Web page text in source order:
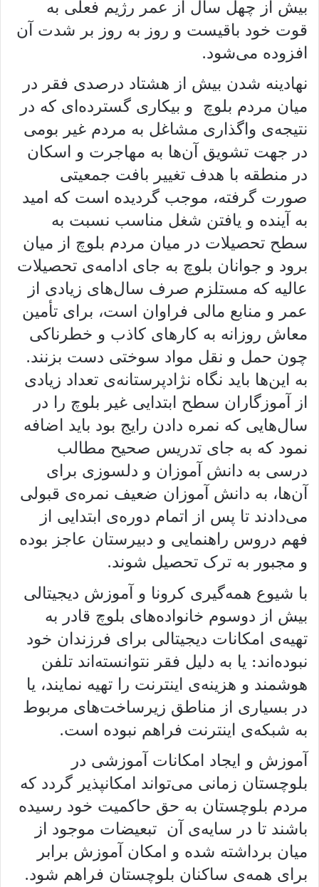
بیش از چهل سال از عمر رژیم فعلی به
قوت خود باقیست و روز به روز بر شدت آن
افزوده می‌شود.
نهادینه شدن بیش از هشتاد درصدی فقر در
میان مردم بلوچ و بیکاری گسترده‌ای که در
نتیجه‌ی واگذاری مشاغل به مردم غیر بومی
در جهت تشویق آن‌ها به مهاجرت و اسکان
در منطقه با هدف تغییر بافت جمعیتی
صورت گرفته، موجب گردیده است که امید
به آینده و یافتن شغل مناسب نسبت به
سطح تحصیلات در میان مردم بلوچ از میان
برود و جوانان بلوچ به جای ادامه‌ی تحصیلات
عالیه که مستلزم صرف سال‌های زیادی از
عمر و منابع مالی فراوان است، برای تأمین
معاش روزانه به کارهای کاذب و خطرناکی
چون حمل و نقل مواد سوختی دست بزنند.
به این‌ها باید نگاه نژادپرستانه‌ی تعداد زیادی
از آموزگاران سطح ابتدایی غیر بلوچ را در
سال‌هایی که نمره دادن رایج بود باید اضافه
نمود که به جای تدریس صحیح مطالب
درسی به دانش آموزان و دلسوزی برای
آن‌ها، به دانش آموزان ضعیف نمره‌ی قبولی
می‌دادند تا پس از اتمام دوره‌ی ابتدایی از
فهم دروس راهنمایی و دبیرستان عاجز بوده
و مجبور به ترک تحصیل شوند.
با شیوع همه‌گیری کرونا و آموزش دیجیتالی
بیش از دوسوم خانواده‌های بلوچ قادر به
تهیه‌ی امکانات دیجیتالی برای فرزندان خود
نبوده‌اند: یا به دلیل فقر نتوانسته‌اند تلفن
هوشمند و هزینه‌ی اینترنت را تهیه نمایند، یا
در بسیاری از مناطق زیرساخت‌های مربوط
به شبکه‌ی اینترنت فراهم نبوده است.
آموزش و ایجاد امکانات آموزشی در
بلوچستان زمانی می‌تواند امکانپذیر گردد که
مردم بلوچستان به حق حاکمیت خود رسیده
باشند تا در سایه‌ی آن تبعیضات موجود از
میان برداشته شده و امکان آموزش برابر
برای همه‌ی ساکنان بلوچستان فراهم شود.